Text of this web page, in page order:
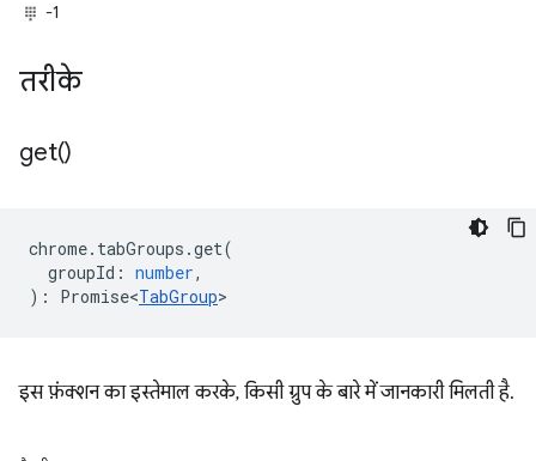
-1
तरीके
get()
chrome. tabGroups .get(
groupId : number,
) : Promise<TabGroup>
इस फ़ंक्शन का इस्तेमाल करके, किसी ग्रुप के बारे में जानकारी मिलती है.